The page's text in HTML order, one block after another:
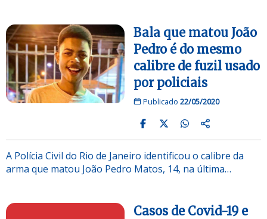
Bala que matou João
Pedro é do mesmo
calibre de fuzil usado
por policiais
Publicado 22/05/2020
A Polícia Civil do Rio de Janeiro identificou o calibre da
arma que matou João Pedro Matos, 14, na última…
Casos de Covid-19 e